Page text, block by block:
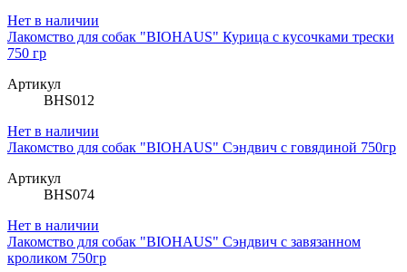
Нет в наличии
Лакомство для собак "BIOHAUS" Курица с кусочками трески
750 гр
Артикул
BHS012
Нет в наличии
Лакомство для собак "BIOHAUS" Сэндвич с говядиной 750гр
Артикул
BHS074
Нет в наличии
Лакомство для собак "BIOHAUS" Сэндвич с завязанном
кроликом 750гр